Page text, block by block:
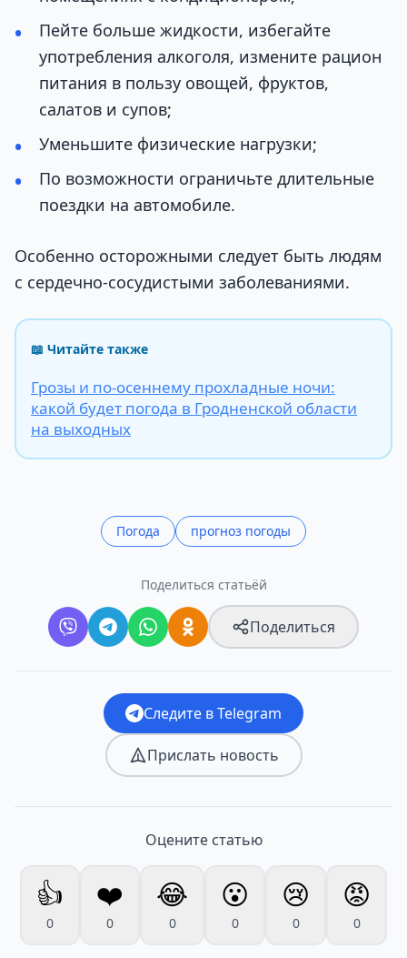
Пейте больше жидкости, избегайте
употребления алкоголя, измените рацион
питания в пользу овощей, фруктов,
салатов и супов;
Уменьшите физические нагрузки;
По возможности ограничьте длительные
поездки на автомобиле.
Особенно осторожными следует быть людям
с сердечно-сосудистыми заболеваниями.
📖 Читайте также
Грозы и по-осеннему прохладные ночи:
какой будет погода в Гродненской области
на выходных
Погода прогноз погоды
Поделиться статьёй
Поделиться
Следите в Telegram
Прислать новость
Оцените статью
👍
0
❤️
0
😂
0
😮
0
😢
0
😡
0